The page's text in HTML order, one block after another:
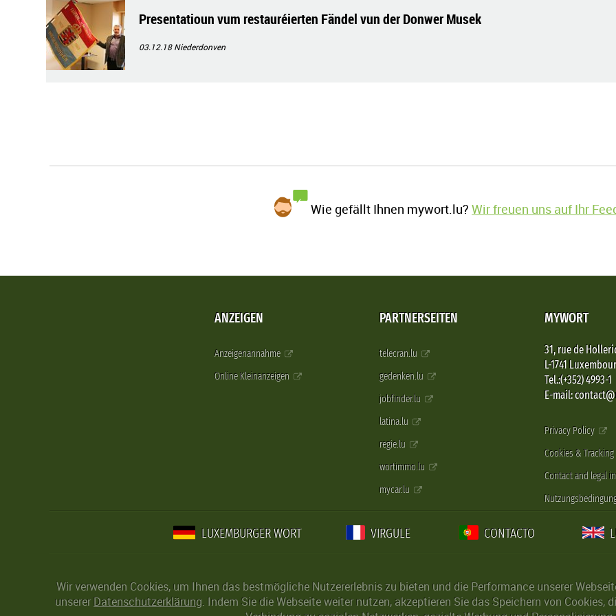
Presentatioun vum restauréierten Fändel vun der Donwer Musek
03.12.18Niederdonven
Wie gefällt Ihnen mywort.lu?Wir freuen uns auf Ihr
ANZEIGEN
Anzeigenannahme
Online Kleinanzeigen
PARTNERSEITEN
telecran.lu
gedenken.lu
jobfinder.lu
latina.lu
regie.lu
wortimmo.lu
mycar.lu
MYWORT
31, rue de
L-1741
Tel.:(+352) 4993-1
E-mail:
Privacy Policy
Cookies & Tracking
Contact and legal
LUXEMBURGER WORT VIRGULE CONTACTO
Wir verwenden Cookies, um Ihnen das bestmögliche Nutzererlebnis zu bieten und die Performance unserer
unserer Datenschutzerklärung. Indem Sie die Webseite weiter nutzen, akzeptieren Sie das Speichern von